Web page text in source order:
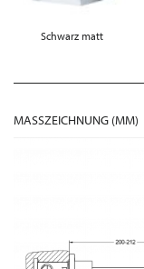
Schwarz matt
MASSZEICHNUNG (MM)